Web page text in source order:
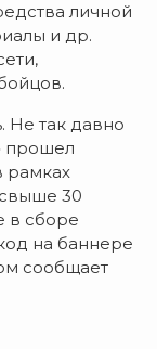
личной
и др.
Не так давно
прошел
рамках
30
в сборе
на баннере
сообщает